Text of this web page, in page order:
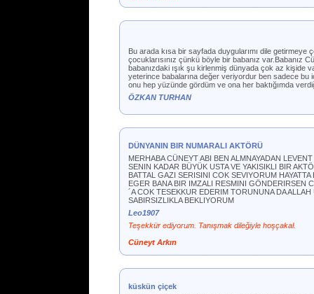
Bu arada kısa bir sayfada duygularımı dile
çocuklarısınız çünkü böyle bir babanız var.Babanız
babanızdaki ışık şu kirlenmiş dünyada çok az kişide
yeterince babalarına değer veriyordur ben sadece bu
onu hep yüzünde gördüm ve ona her baktığımda
ÖZKAN TURHAN
DÜNYANIN BIR NUMARALI AKTÖRÜ
MERHABA CÜNEYT ABI BEN ALMNAYADAN
SENIN KADAR BÜYÜK USTA VE YAKISIKLI BIR
BATTAL GAZI SERISINI COK SEVIYORUM
EGER BANA BIR IMZALI RESMINI GÖNDERIRSEN
´A COK TESEKKUR EDERIM TORUNUNA DA
SABIRSIZLIKLA BEKLIYORUM
Leo1907
Teşekkür ediyorum. Tanışmak dileğiyle hoşçakal.
Cüneyt Arkın
küskün çiçek